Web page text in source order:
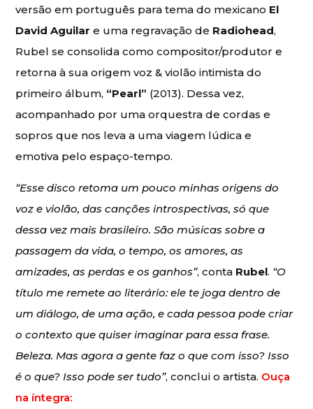
versão em português para tema do mexicano El
David Aguilar e uma regravação de Radiohead,
Rubel se consolida como compositor/produtor e
retorna à sua origem voz & violão intimista do
primeiro álbum, “Pearl” (2013). Dessa vez,
acompanhado por uma orquestra de cordas e
sopros que nos leva a uma viagem lúdica e
emotiva pelo espaço-tempo.
“Esse disco retoma um pouco minhas origens do
voz e violão, das canções introspectivas, só que
dessa vez mais brasileiro. São músicas sobre a
passagem da vida, o tempo, os amores, as
amizades, as perdas e os ganhos”, conta Rubel. “O
título me remete ao literário: ele te joga dentro de
um diálogo, de uma ação, e cada pessoa pode criar
o contexto que quiser imaginar para essa frase.
Beleza. Mas agora a gente faz o que com isso? Isso
é o que? Isso pode ser tudo”, conclui o artista. Ouça
na íntegra: